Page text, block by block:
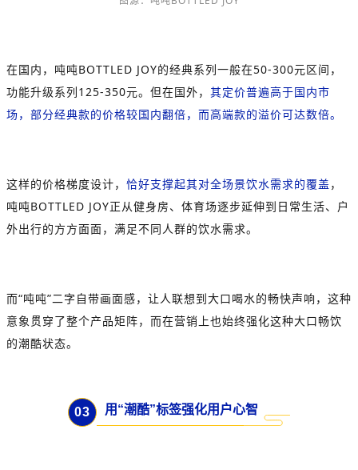
在国内，吨吨BOTTLED JOY的经典系列一般在50-300元区间，
功能升级系列125-350元。但在国外， 其定价普遍高于国内市
场，部分经典款的价格较国内翻倍，而高端款的溢价可达数倍。
这样的价格梯度设计， 恰好支撑起其对全场景饮水需求的覆盖 ，
吨吨BOTTLED JOY正从健身房、体育场逐步延伸到日常生活、户
外出行的方方面面，满足不同人群的饮水需求。
而“吨吨”二字自带画面感，让人联想到大口喝水的畅快声响，这种
意象贯穿了整个产品矩阵，而在营销上也始终强化这种大口畅饮
的潮酷状态。
03 用“潮酷”标签强化用户心智